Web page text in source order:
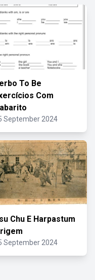
To Be
Com
September 2024
Chu E Harpastum
September 2024